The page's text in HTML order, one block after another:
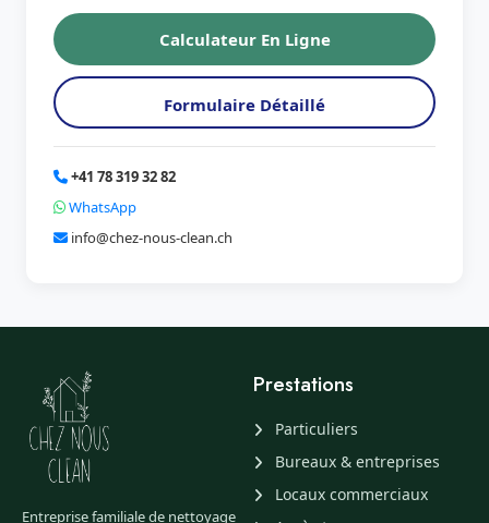
Calculateur En Ligne
Formulaire Détaillé
+41 78 319 32 82
WhatsApp
info@chez-nous-clean.ch
Entreprise familiale de nettoyage
Prestations
Particuliers
Bureaux & entreprises
Locaux commerciaux